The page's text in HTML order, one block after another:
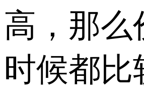
高，那
时候都